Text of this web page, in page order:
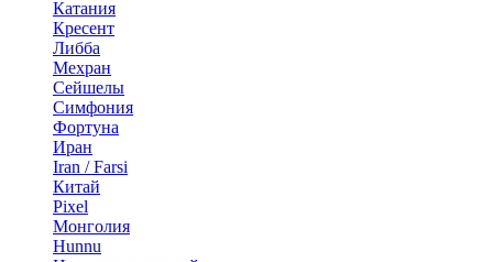
Катания
Кресент
Либба
Мехран
Сейшелы
Симфония
Фортуна
Иран
Iran / Farsi
Китай
Pixel
Монголия
Hunnu